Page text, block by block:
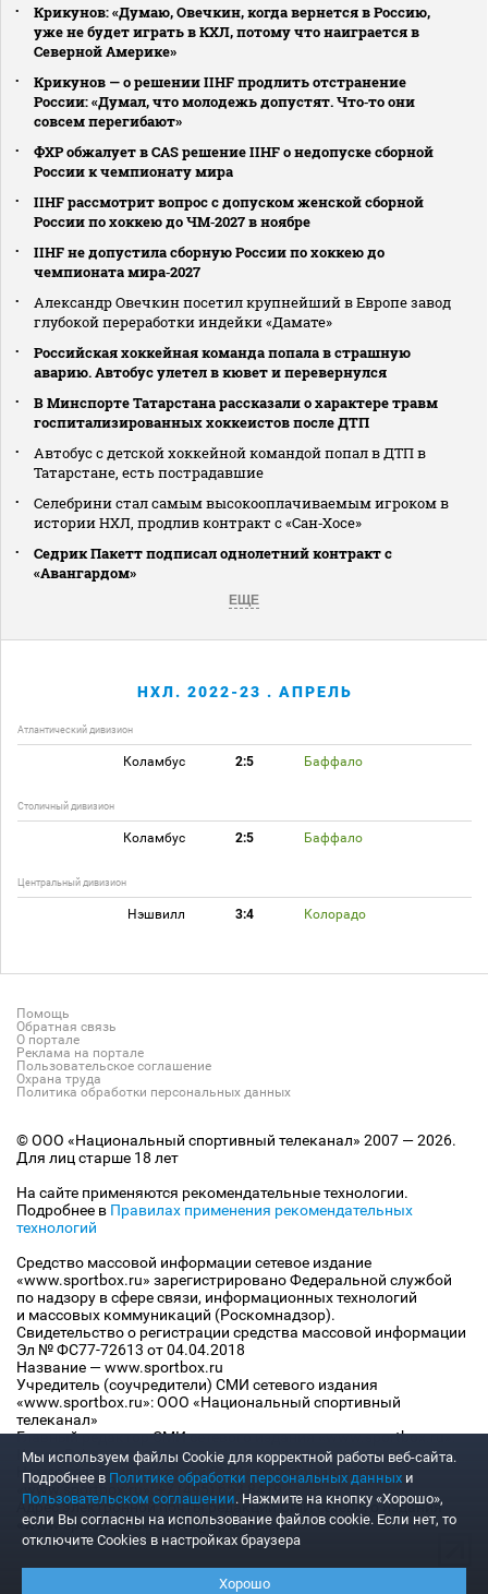
Крикунов: «Думаю, Овечкин, когда вернется в Россию,
уже не будет играть в КХЛ, потому что наиграется в
Северной Америке»
Крикунов — о решении IIHF продлить отстранение
России: «Думал, что молодежь допустят. Что‑то они
совсем перегибают»
ФХР обжалует в CAS решение IIHF о недопуске сборной
России к чемпионату мира
IIHF рассмотрит вопрос с допуском женской сборной
России по хоккею до ЧМ‑2027 в ноябре
IIHF не допустила сборную России по хоккею до
чемпионата мира‑2027
Александр Овечкин посетил крупнейший в Европе завод
глубокой переработки индейки «Дамате»
Российская хоккейная команда попала в страшную
аварию. Автобус улетел в кювет и перевернулся
В Минспорте Татарстана рассказали о характере травм
госпитализированных хоккеистов после ДТП
Автобус с детской хоккейной командой попал в ДТП в
Татарстане, есть пострадавшие
Селебрини стал самым высокооплачиваемым игроком в
истории НХЛ, продлив контракт с «Сан‑Хосе»
Седрик Пакетт подписал однолетний контракт с
«Авангардом»
ЕЩЕ
НХЛ. 2022-23 . АПРЕЛЬ
Атлантический дивизион
Коламбус 2:5 Баффало
Столичный дивизион
Коламбус 2:5 Баффало
Центральный дивизион
Нэшвилл 3:4 Колорадо
Помощь
Обратная связь
О портале
Реклама на портале
Пользовательское соглашение
Охрана труда
Политика обработки персональных данных
© ООО «Национальный спортивный телеканал» 2007 — 2026.
Для лиц старше 18 лет
На сайте применяются рекомендательные технологии.
Подробнее в Правилах применения рекомендательных
технологий
Средство массовой информации сетевое издание
«www.sportbox.ru» зарегистрировано Федеральной службой
по надзору в сфере связи, информационных технологий
и массовых коммуникаций (Роскомнадзор).
Свидетельство о регистрации средства массовой информации
Эл № ФС77-72613 от 04.04.2018
Название — www.sportbox.ru
Учредитель (соучредители) СМИ сетевого издания
«www.sportbox.ru»: ООО «Национальный спортивный
телеканал»
Главный редактор СМИ сетевого издания «www.sportbox.ru»:
Конов В.А.
Номер телефона редакции СМИ сетевого издания
«www.sportbox.ru»: +7 (495) 653 8419
Адрес электронной почты редакции СМИ сетевого издания
«www.sportbox.ru»: editor@sportbox.ru
Мы используем файлы Сookie для корректной работы веб-сайта.
Подробнее в Политике обработки персональных данных и
Пользовательском соглашении. Нажмите на кнопку «Хорошо»,
если Вы согласны на использование файлов cookie. Если нет, то
отключите Cookies в настройках браузера
Хорошо